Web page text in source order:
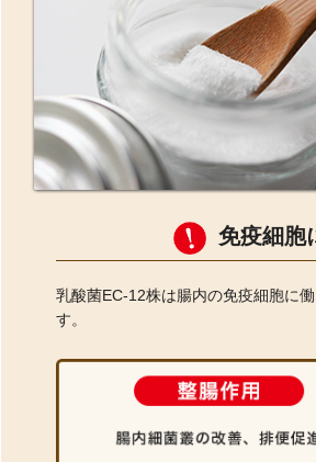
免疫細胞
乳酸菌EC-12株は腸内の免疫細胞に
す。